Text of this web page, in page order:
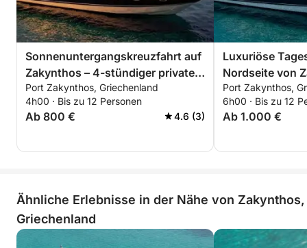
Sonnenuntergangskreuzfahrt auf
Zakynthos – 4-stündiger privater
All-Inclusive-Ausflug
Port Zakynthos, Griechenland
4h00 · Bis zu 12 Personen
Ab 800 € 4.6 (3)
Luxuriöse
Nordseite von
Port Zakynthos,
6h00 · Bis zu 12
Ab 1.000 €
Ähnliche Erlebnisse in der Nähe von Zakynthos,
Griechenland